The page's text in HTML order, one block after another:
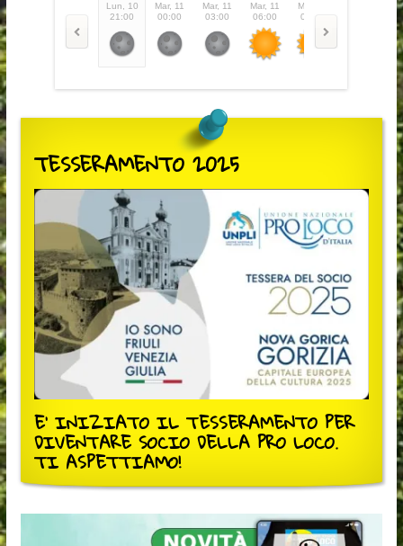
Lun, 10
21:00
Mar, 11
00:00
Mar, 11
03:00
Mar, 11
06:00
Mar, 11
09:00
TESSERAMENTO 2025
E' INIZIATO IL TESSERAMENTO PER
DIVENTARE SOCIO DELLA PRO LOCO.
TI ASPETTIAMO!